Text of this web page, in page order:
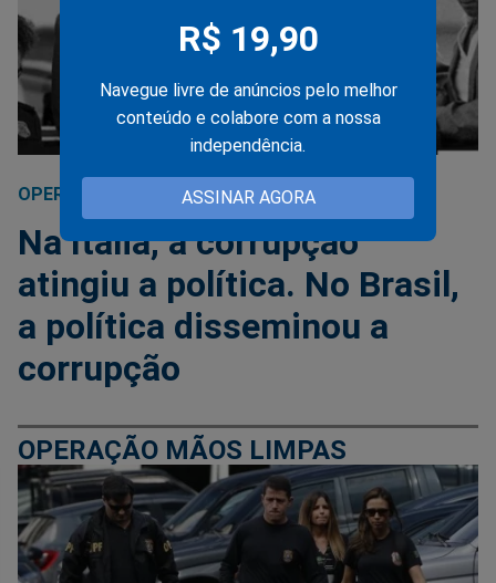
R$ 19,90
Navegue livre de anúncios pelo melhor
conteúdo e colabore com a nossa
independência.
ASSINAR AGORA
OPERAÇÃO LAVA JATO 04/09/2019
Na Itália, a corrupção
atingiu a política. No Brasil,
a política disseminou a
corrupção
OPERAÇÃO MÃOS LIMPAS